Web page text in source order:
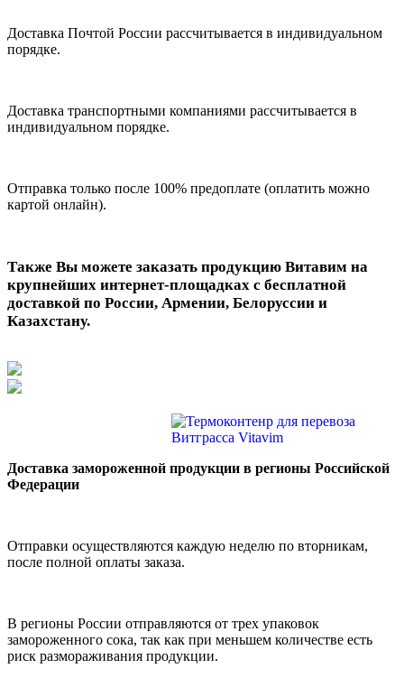
Доставка Почтой России рассчитывается в индивидуальном
порядке.
Доставка транспортными компаниями рассчитывается в
индивидуальном порядке.
Отправка только после 100% предоплате (оплатить можно
картой онлайн).
Также Вы можете заказать продукцию Витавим на
крупнейших интернет-площадках с бесплатной
доставкой по России, Армении, Белоруссии и
Казахстану.
Доставка замороженной продукции в регионы Российской
Федерации
Отправки осуществляются каждую неделю по вторникам,
после полной оплаты заказа.
В регионы России отправляются от трех упаковок
замороженного сока, так как при меньшем количестве есть
риск размораживания продукции.